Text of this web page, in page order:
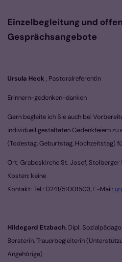
Einzelbegleitung und
Gesprächsangebote
Ursula Heck , Pastoralreferentin
Erinnern-gedenken-danken
Gern begleite ich Sie auch bei
individuell gestalteten Gedenkfeiern zu
(Todestag, Geburtstag, Hochzeitstag)
Ort: Grabeskirche St. Josef, Stolberger
Kosten: keine
Kontakt: Tel.: 0241/51001503, E-Mail:
Hildegard Etzbach, Dipl.
Beraterin, Trauerbegleiterin
Angehörige)